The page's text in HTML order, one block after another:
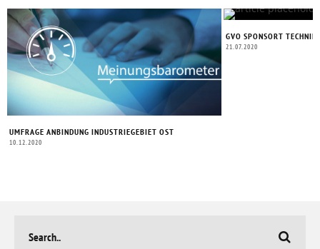
UMFRAGE ANBINDUNG INDUSTRIEGEBIET OST
10.12.2020
GVO SPONSORT
21.07.2020